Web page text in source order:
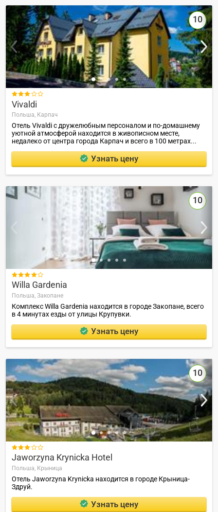
10

Vivaldi
Польша, Карпач
Отель Vivaldi с дружелюбным персоналом и по-домашнему
уютной атмосферой находится в живописном месте,
недалеко от центра города Карпач и всего в 100 метрах...
Узнать цену
10

Willa Gardenia
Польша, Закопане
Комплекс Willa Gardenia находится в городе Закопане, всего
в 4 минутах езды от улицы Крупувки.
Узнать цену
10

Jaworzyna Krynicka Hotel
Польша, Крыница
Отель Jaworzyna Krynicka находится в городе Крыница-
Здруй.
Узнать цену